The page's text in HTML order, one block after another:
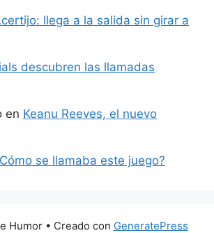
llega a la salida sin girar a
descubren las llamadas
en Keanu Reeves, el nuevo
se llamaba este juego?
Humor• Creado con GeneratePress